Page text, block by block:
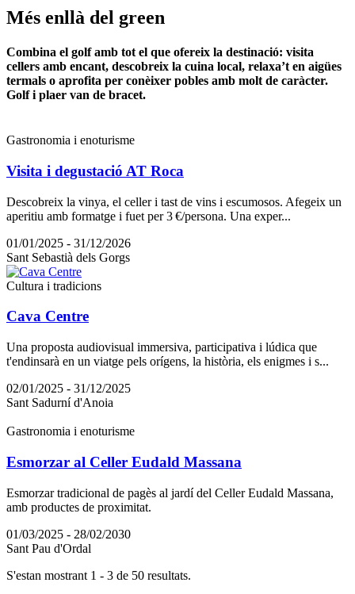
Més enllà del green
Combina el golf amb tot el que ofereix la destinació: visita
cellers amb encant, descobreix la cuina local, relaxa’t en aigües
termals o aprofita per conèixer pobles amb molt de caràcter.
Golf i plaer van de bracet.
Gastronomia i enoturisme
Visita i degustació AT Roca
Descobreix la vinya, el celler i tast de vins i escumosos. Afegeix un
aperitiu amb formatge i fuet per 3 €/persona. Una exper...
01/01/2025 - 31/12/2026
Sant Sebastià dels Gorgs
Cultura i tradicions
Cava Centre
Una proposta audiovisual immersiva, participativa i lúdica que
t'endinsarà en un viatge pels orígens, la història, els enigmes i s...
02/01/2025 - 31/12/2025
Sant Sadurní d'Anoia
Gastronomia i enoturisme
Esmorzar al Celler Eudald Massana
Esmorzar tradicional de pagès al jardí del Celler Eudald Massana,
amb productes de proximitat.
01/03/2025 - 28/02/2030
Sant Pau d'Ordal
S'estan mostrant 1 - 3 de 50 resultats.